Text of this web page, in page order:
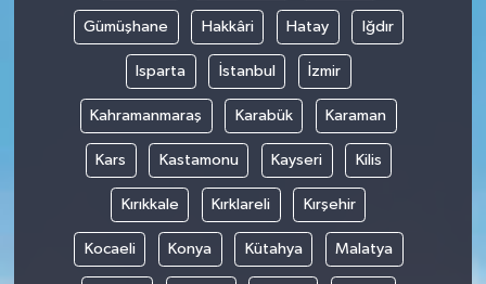
Gümüşhane Hakkâri Hatay Iğdır
Isparta İstanbul İzmir
Kahramanmaraş Karabük Karaman
Kars Kastamonu Kayseri Kilis
Kırıkkale Kırklareli Kırşehir
Kocaeli Konya Kütahya Malatya